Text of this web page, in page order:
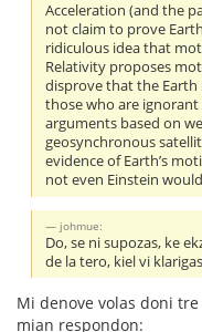
Acceleration (and the
not claim to prove
ridiculous idea that
Relativity proposes
disprove that the Earth
those who are
arguments based on
geosynchronous
evidence of Earth’s
not even Einstein
johmue:
Do, se ni supozas, ke
de la tero, kiel vi
Mi denove volas doni
mian respondon: